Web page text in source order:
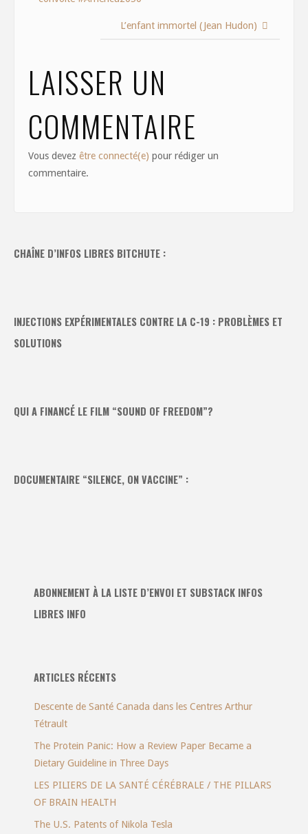
o o
L’enfant immortel (Jean Hudon)
LAISSER UN
COMMENTAIRE
Vous devezêtre connecté(e) pour rédiger un
commentaire.
CHAÎNE D’INFOS LIBRES BITCHUTE :
INJECTIONS EXPÉRIMENTALES CONTRE LA C-19 : PROBLÈMES ET
SOLUTIONS
QUI A FINANCÉ LE FILM “SOUND OF FREEDOM”?
DOCUMENTAIRE “SILENCE, ON VACCINE” :
ABONNEMENT À LA LISTE D’ENVOI ET SUBSTACK INFOS
LIBRES INFO
ARTICLES RÉCENTS
Descente de Santé Canada dans les Centres Arthur
Tétrault
The Protein Panic: How a Review Paper Became a
Dietary Guideline in Three Days
LES PILIERS DE LA SANTÉ CÉRÉBRALE / THE PILLARS
OF BRAIN HEALTH
The U.S. Patents of Nikola Tesla